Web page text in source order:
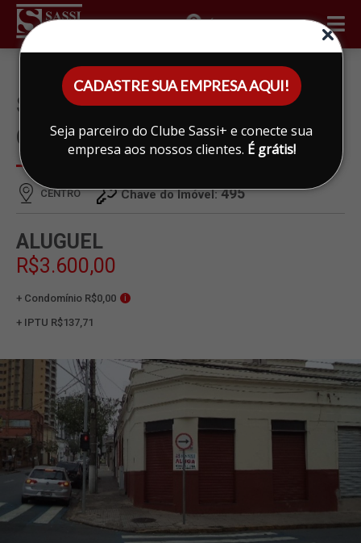
CADASTRE SUA EMPRESA AQUI!
Seja parceiro do Clube Sassi+ e conecte sua
empresa aos nossos clientes. É grátis!
ÁREA DO CLIENTE
SALÃO PARA ALUGAR EM
CENTRO, LIMEIRA
CENTRO Chave do Imóvel:495
ALUGUEL
R$3.600,00
+ Condomínio R$0,00 i
+ IPTU R$137,71